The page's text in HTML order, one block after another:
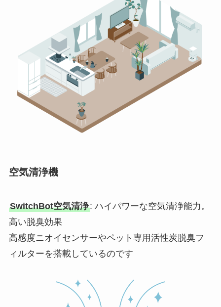
空気清浄機
SwitchBot空気清浄: ハイパワーな空気清浄能力。
高い脱臭効果
高感度ニオイセンサーやペット専用活性炭脱臭フ
ィルターを搭載しているのです